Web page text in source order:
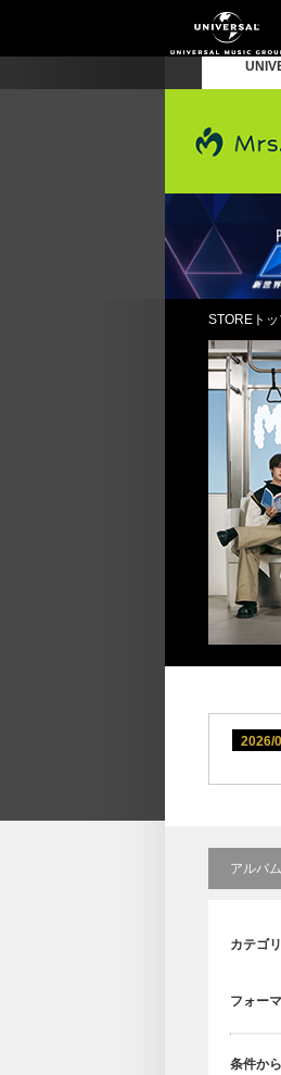
STOREト
2026/
アルバ
カテゴ
フォー
条件か